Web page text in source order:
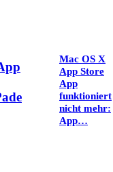
Mac OS X
App Store
App
funktioniert
nicht mehr:
App…